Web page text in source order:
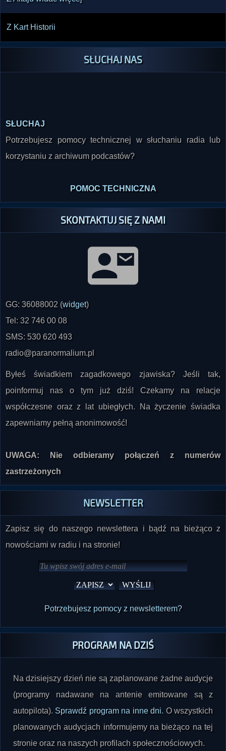
Z Kart Historii
SŁUCHAJ NAS
Potrzebujesz pomocy technicznej w słuchaniu radia lub
korzystaniu z archiwum podcastów?
SKONTAKTUJ SIĘ Z NAMI
)
Tel: 32 746 00 08
SMS: 530 620 493
radio@paranormalium.pl
Byłeś świadkiem zagadkowego zjawiska? Jeśli tak,
poinformuj nas o tym już dziś! Czekamy na relacje
współczesne oraz z lat ubiegłych. Na życzenie świadka
zapewniamy pełną anonimowość!
zastrzeżonych
NEWSLETTER
Zapisz się do naszego newslettera i bądź na bieżąco z
nowościami w radiu i na stronie!
Potrzebujesz pomocy z newsletterem?
PROGRAM NA DZIŚ
Na dzisiejszy dzień nie są zaplanowane żadne audycje
(programy nadawane na antenie emitowane są z
autopilota).
Sprawdź program na inne dni. O wszystkich
planowanych audycjach informujemy na bieżąco na tej
stronie oraz na naszych profilach społecznościowych.